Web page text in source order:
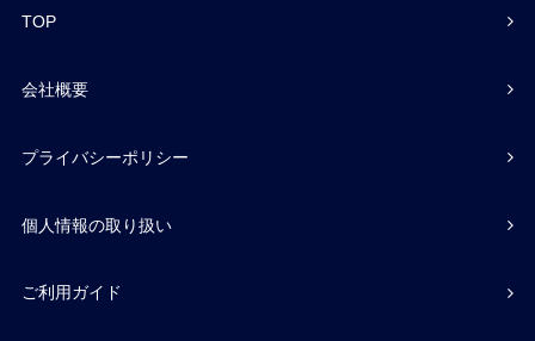
TOP
会社概要
プライバシーポリシー
個人情報の取り扱い
ご利用ガイド